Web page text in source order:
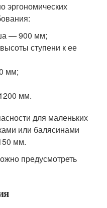
эргономических
— 900 мм;
ступени к ее
мм;
мм.
для маленьких
или балясинами
мм.
предусмотреть